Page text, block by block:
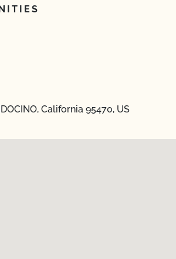
California 95470, US